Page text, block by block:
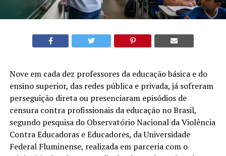
Nove em cada dez professores da educação básica e do
ensino superior, das redes pública e privada, já sofreram
perseguição direta ou presenciaram episódios de
censura contra profissionais da educação no Brasil,
segundo pesquisa do Observatório Nacional da Violência
Contra Educadoras e Educadores, da Universidade
Federal Fluminense, realizada em parceria com o